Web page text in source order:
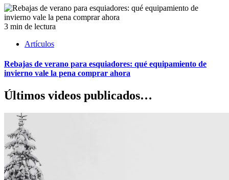
3 min de lectura
Artículos
Rebajas de verano para esquiadores: qué equipamiento de
invierno vale la pena comprar ahora
Últimos videos publicados…